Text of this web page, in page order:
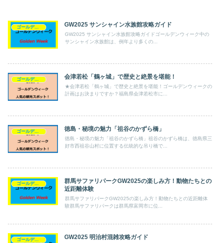
ゴールデンウィーク GW2025 サンシャイン水族館攻略ガイド
GW2025 サンシャイン水族館攻略ガイドゴールデンウィーク中の
サンシャイン水族館は、例年より多くの...
ゴールデンウィーク 会津若松「鶴ヶ城」で歴史と絶景を堪能！
★会津若松「鶴ヶ城」で歴史と絶景を堪能！ゴールデンウィークの
計画はお決まりですか？福島県会津若松市に...
ゴールデンウィーク 徳島・秘境の魅力「祖谷のかずら橋」
徳島・秘境の魅力「祖谷のかずら橋」祖谷のかずら橋は、徳島県三
好市西祖谷山村に位置する伝統的な吊り橋で...
ゴールデンウィーク
群馬サファリパークGW2025の楽しみ方！動物たちとの
近距離体験
群馬サファリパークGW2025の楽しみ方！動物たちとの近距離体
験群馬サファリパークは群馬県富岡市に位...
ゴールデンウィーク GW2025 明治村混雑攻略ガイド